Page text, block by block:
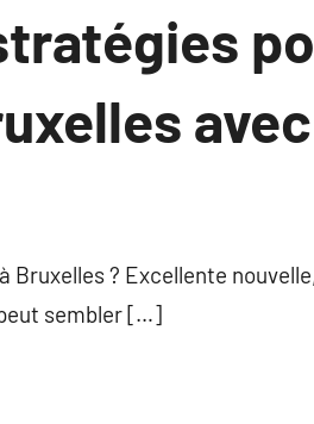
Bruxelles ? Excellente
sembler […]